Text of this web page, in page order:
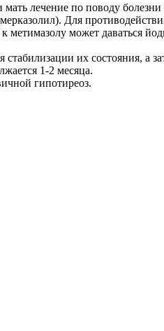
лечение по поводу болезни
Для
может даваться
их состояния, а
1-2 месяца.
гипотиреоз.